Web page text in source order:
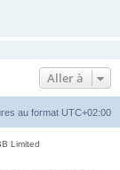
Aller à
au format UTC+02:00
Limited